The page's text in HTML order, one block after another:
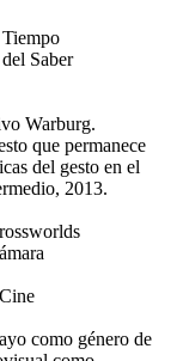
Saber
Warburg.
que permanece
del gesto en el
2013.
como género de